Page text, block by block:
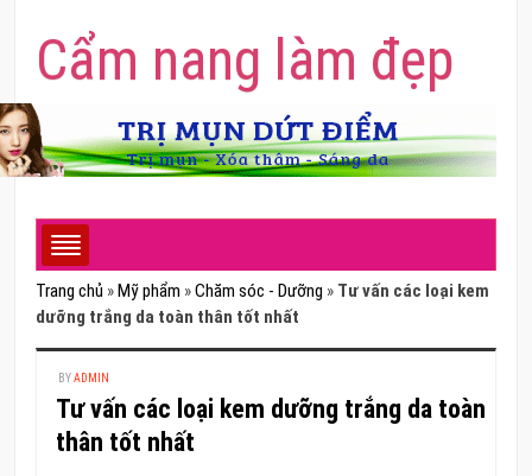
Cẩm nang làm đẹp
Trang chủ » Mỹ phẩm »Chăm sóc - Dưỡng » Tư vấn các loại kem
dưỡng trắng da toàn thân tốt nhất
BYADMIN
Tư vấn các loại kem dưỡng trắng da toàn
thân tốt nhất